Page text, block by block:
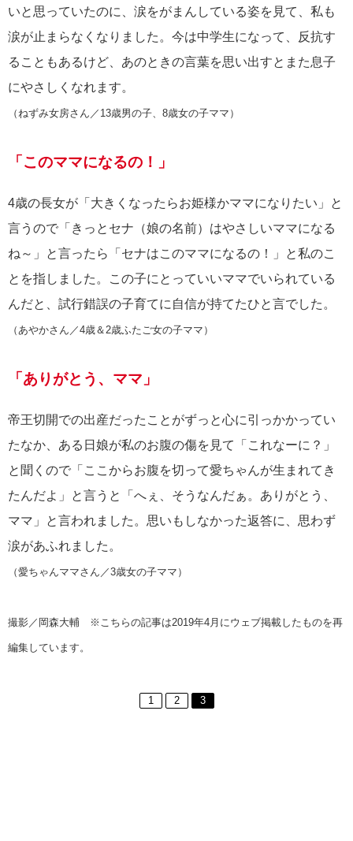
いと思っていたのに、涙をがまんしている姿を見て、私も
涙が止まらなくなりました。今は中学生になって、反抗す
ることもあるけど、あのときの言葉を思い出すとまた息子
にやさしくなれます。
（ねずみ女房さん／13歳男の子、8歳女の子ママ）
「このママになるの！」
4歳の長女が「大きくなったらお姫様かママになりたい」と
言うので「きっとセナ（娘の名前）はやさしいママになる
ね～」と言ったら「セナはこのママになるの！」と私のこ
とを指しました。この子にとっていいママでいられている
んだと、試行錯誤の子育てに自信が持てたひと言でした。
（あやかさん／4歳＆2歳ふたご女の子ママ）
「ありがとう、ママ」
帝王切開での出産だったことがずっと心に引っかかってい
たなか、ある日娘が私のお腹の傷を見て「これなーに？」
と聞くので「ここからお腹を切って愛ちゃんが生まれてき
たんだよ」と言うと「へぇ、そうなんだぁ。ありがとう、
ママ」と言われました。思いもしなかった返答に、思わず
涙があふれました。
（愛ちゃんママさん／3歳女の子ママ）
撮影／岡森大輔 ※こちらの記事は2019年4月にウェブ掲載したものを再
編集しています。
1 2 3